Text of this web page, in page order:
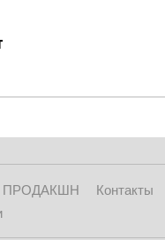
ПРОДАКШН
Контакты